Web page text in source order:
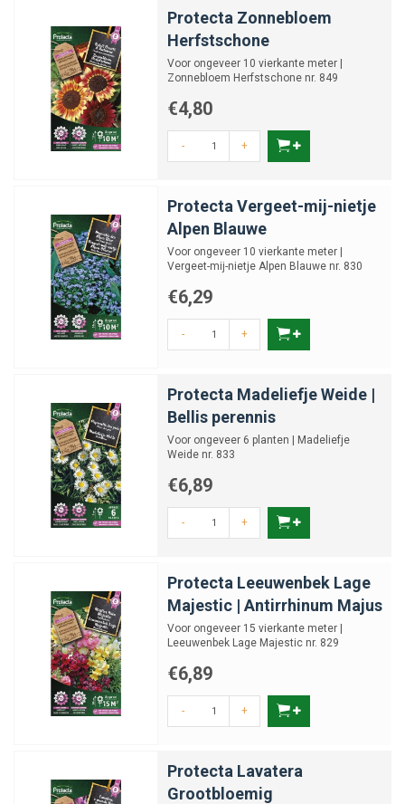
Protecta Zonnebloem
Herfstschone
Voor ongeveer 10 vierkante meter |
Zonnebloem Herfstschone nr. 849
€4,80
- +
Protecta Vergeet-mij-nietje
Alpen Blauwe
Voor ongeveer 10 vierkante meter |
Vergeet-mij-nietje Alpen Blauwe nr. 830
€6,29
- +
Protecta Madeliefje Weide |
Bellis perennis
Voor ongeveer 6 planten | Madeliefje
Weide nr. 833
€6,89
- +
Protecta Leeuwenbek Lage
Majestic | Antirrhinum Majus
Voor ongeveer 15 vierkante meter |
Leeuwenbek Lage Majestic nr. 829
€6,89
- +
Protecta Lavatera
Grootbloemig